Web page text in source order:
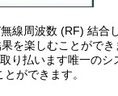
線周波数 (RF) 結合
を楽しむことができ
払います唯一のシ
ができます。